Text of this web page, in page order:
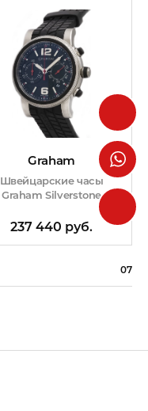
Graham
Швейцарские часы
Graham Silverstone
237 440 руб.
07